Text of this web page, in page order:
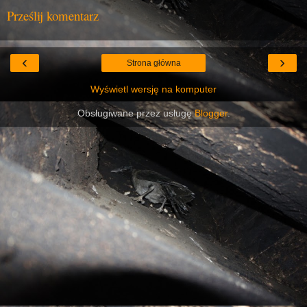
Prześlij komentarz
‹ ›
Strona główna
Wyświetl wersję na komputer
Obsługiwane przez usługęBlogger.